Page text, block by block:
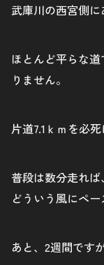
武庫川の西宮側に
ほとんど平らな
りません。
片道7.1ｋｍを必
普段は数分走れば
どういう風にペ
あと、2週間です